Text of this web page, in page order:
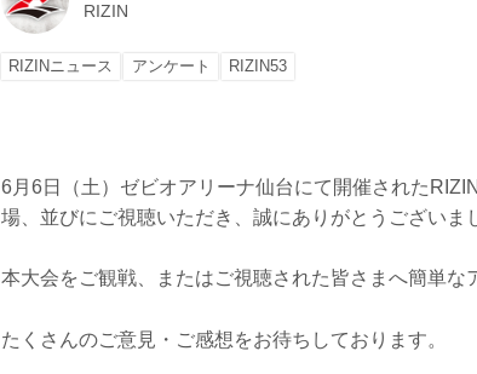
RIZIN
RIZINニュース アンケート RIZIN53
6月6日（土）ゼビオアリーナ仙台にて開催された
場、並びにご視聴いただき、誠にありがとうございま
本大会をご観戦、またはご視聴された皆さまへ簡単な
たくさんのご意見・ご感想をお待ちしております。